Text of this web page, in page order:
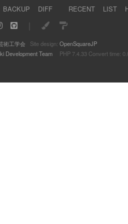
BACKUP DIFF RECENT LIST
術工学会 Site design: OpenSquareJP
Development TeamPHP 7.4.33 Convert time: